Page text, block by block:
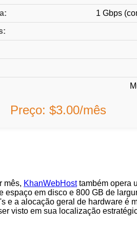
1 Gbps
Preço: $3.00/mês
mês, KhanWebHosttambém opera
em disco e 800 GB de
e a alocação geral de hardware é
visto em sua localização